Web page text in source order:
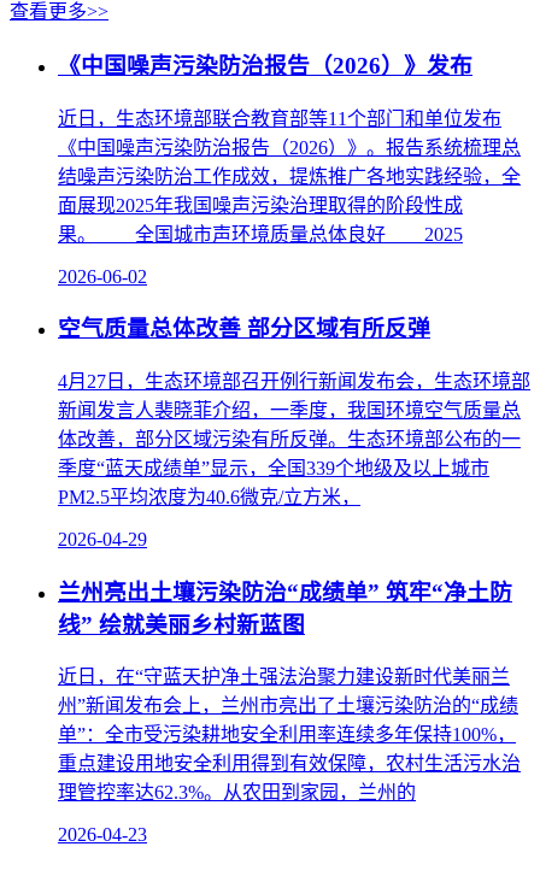
查看更多>>
《中国噪声污染防治报告（2026）》发布
近日，生态环境部联合教育部等11个部门和单位发布
《中国噪声污染防治报告（2026）》。报告系统梳理总
结噪声污染防治工作成效，提炼推广各地实践经验，全
面展现2025年我国噪声污染治理取得的阶段性成
果。 全国城市声环境质量总体良好 2025
2026-06-02
空气质量总体改善 部分区域有所反弹
4月27日，生态环境部召开例行新闻发布会，生态环境部
新闻发言人裴晓菲介绍，一季度，我国环境空气质量总
体改善，部分区域污染有所反弹。生态环境部公布的一
季度“蓝天成绩单”显示，全国339个地级及以上城市
PM2.5平均浓度为40.6微克/立方米，
2026-04-29
兰州亮出土壤污染防治“成绩单” 筑牢“净土防
线” 绘就美丽乡村新蓝图
近日，在“守蓝天护净土强法治聚力建设新时代美丽兰
州”新闻发布会上，兰州市亮出了土壤污染防治的“成绩
单”：全市受污染耕地安全利用率连续多年保持100%，
重点建设用地安全利用得到有效保障，农村生活污水治
理管控率达62.3%。从农田到家园，兰州的
2026-04-23